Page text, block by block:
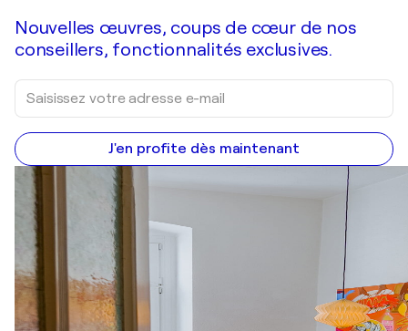
Nouvelles œuvres, coups de cœur de nos
conseillers, fonctionnalités exclusives.
J'en profite dès maintenant